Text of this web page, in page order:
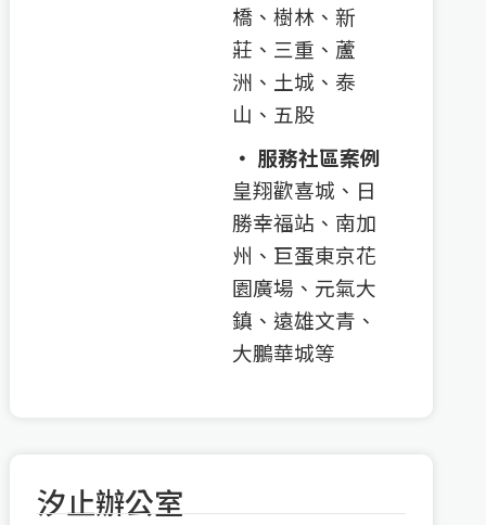
橋、樹林、新
莊、三重、蘆
洲、土城、泰
山、五股
‧ 服務社區案例
皇翔歡喜城、日
勝幸福站、南加
州、巨蛋東京花
園廣場、元氣大
鎮、遠雄文青、
大鵬華城等
汐止辦公室